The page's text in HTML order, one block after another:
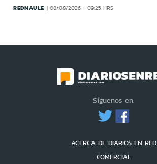
REDMAULE 08/08/2026 - 09:25 HRS
Síguenos en:
ACERCA DE DIARIOS EN RED
COMERCIAL